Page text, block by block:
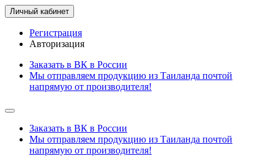
Личный кабинет
Регистрация
Авторизация
Заказать в ВК в России
Мы отправляем продукцию из Таиланда почтой
напрямую от производителя!
Заказать в ВК в России
Мы отправляем продукцию из Таиланда почтой
напрямую от производителя!